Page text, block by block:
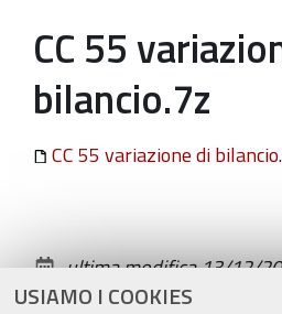
USIAMO I COOKIES
CC 55
bilancio.7z
CC 55 variazione di
documento
ultima modifica13/12/